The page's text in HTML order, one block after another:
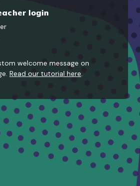
login
welcome message on
Read our tutorial here.